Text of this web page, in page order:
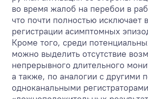
во время жалоб на перебои в
что почти полностью исключает
регистрации асимптомных
Кроме того, среди
можно выделить отсутствие
непрерывного длительного
а также, по аналогии с другими
одноканальными